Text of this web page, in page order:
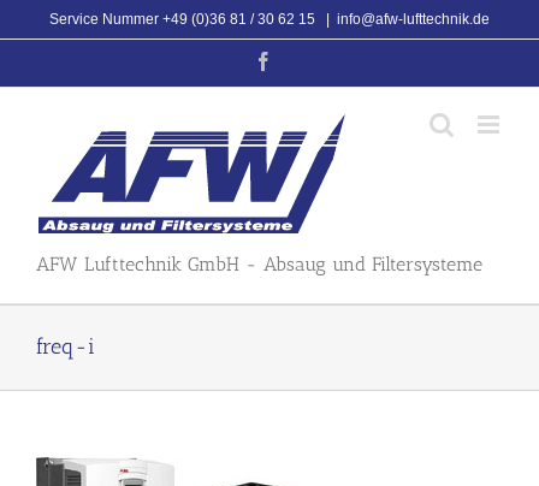
to
Service Nummer +49 (0)36 81 / 30 62 15 info@afw-lufttechnik.de
AFW Lufttechnik GmbH - Absaug und Filtersysteme
freq-i